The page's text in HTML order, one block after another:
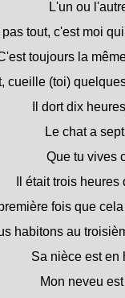
L'un ou
tout, c'est moi
toujours la
cueille (toi)
Il dort dix
Le chat a
Que tu vives
Il était trois heures
fois que
habitons au
Sa nièce est en
Mon neveu